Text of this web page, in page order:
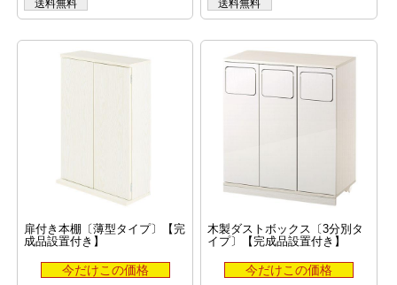
扉付き本棚〔薄型タイプ〕【完
成品設置付き】
木製ダストボックス〔3分別タ
イプ〕【完成品設置付き】